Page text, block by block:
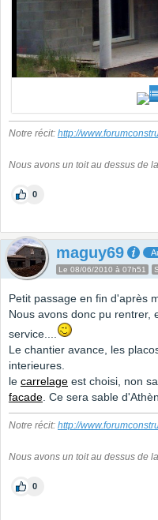
Notre récit: http://
Nous avons un toit au dessus de
0
maguy69
Le 08/06/2010 à 07h51
Petit passage en fin d'après
Nous avons donc pu rentrer,
service....
Le chantier avance, les
interieures.
le carrelage est choisi, non
facade. Ce sera sable
Notre récit: http://
Nous avons un toit au dessus de
0